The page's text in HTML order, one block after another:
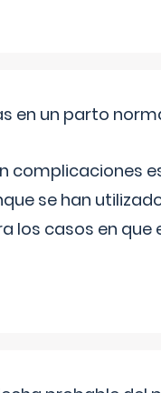
en un parto
complicaciones
se han
los casos en